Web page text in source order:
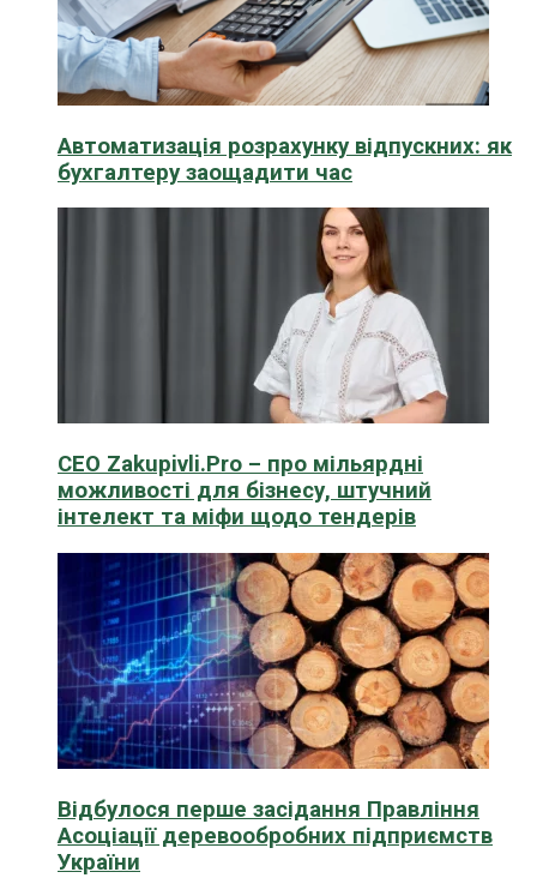
Автоматизація розрахунку відпускних: як
бухгалтеру заощадити час
CEO Zakupivli.Pro – про мільярдні
можливості для бізнесу, штучний
інтелект та міфи щодо тендерів
Відбулося перше засідання Правління
Асоціації деревообробних підприємств
України